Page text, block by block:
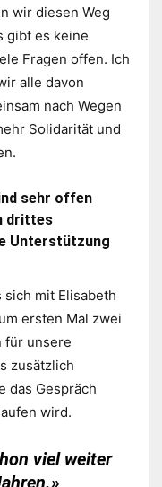
wir diesen Weg
gibt es keine
Fragen offen. Ich
alle davon
nach Wegen
Solidarität und
sehr offen
drittes
Unterstützung
sich mit Elisabeth
ersten Mal zwei
für unsere
zusätzlich
das Gespräch
wird.
viel weiter